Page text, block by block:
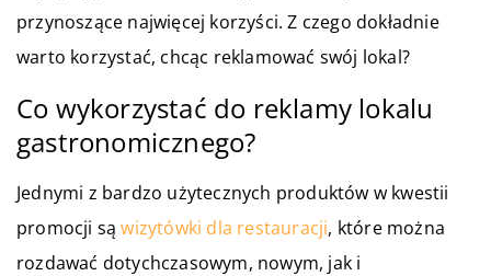
przynoszące najwięcej korzyści. Z czego dokładnie
warto korzystać, chcąc reklamować swój lokal?
Co wykorzystać do reklamy lokalu
gastronomicznego?
Jednymi z bardzo użytecznych produktów w kwestii
promocji sąwizytówki dla restauracji, które można
rozdawać dotychczasowym, nowym, jak i